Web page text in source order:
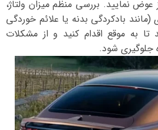
نمایید. بررسی منظم میزان ولتاژ،
بادکردگی بدنه یا علائم خوردگی
به موقع اقدام کنید و از مشکلات
جلوگیری شود.